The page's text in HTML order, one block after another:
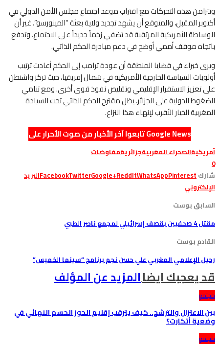
وتتزامن هذه التحركات مع اقتراب موعد اجتماع مجلس الأمن الدولي في
أكتوبر المقبل، والمتوقع أن يشهد تجديد ولاية بعثة “المينورسو”. غير أن
الوساطة الأمريكية المرتقبة قد تضفي زخماً جديداً على الاجتماع، وتدفع
باتجاه موقف أممي أوضح في دعم مبادرة الحكم الذاتي.
ويرى خبراء في قضايا المنطقة أن عودة ترامب إلى الحكم أعادت ترتيب
أولويات السياسة الخارجية الأمريكية في شمال إفريقيا، حيث تركز واشنطن
على تعزيز الاستقرار الإقليمي وتقليص نفوذ قوى أخرى. ومع تنامي
الضغوط الدولية على الجزائر، يظل مقترح الحكم الذاتي تحت السيادة
المغربية الخيار الأقرب لإنهاء هذا النزاع.
تابعوا آخر الأخبار من صوت الأحرار على Google News
أمريكيةالصحراء المغربيةجزائريةمفاوضات
0
شارك
FacebookTwitterGoogle+ReddItWhatsAppPinterest
البريد
الإلكتروني
السابق بوست
مقتل 4 صحفيين بقصف إسرائيلي لمجمع ناصر الطبي
القادم بوست
رحيل الإعلامي المغربي علي حسن نجم برنامج “سينما الخميس”
قد يعجبك ايضاالمزيد عن المؤلف
مجتمع
بين الاعتزال والترشح.. كيف يترقب إقليم الحوز الحسم النهائي في
وضعية أتكارت؟
مجتمع